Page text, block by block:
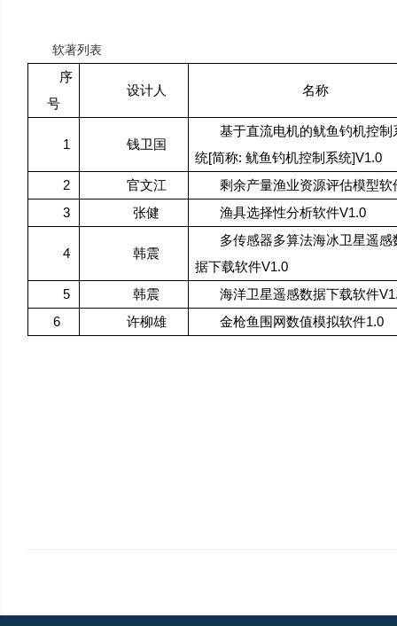
软著列表
序
号
设计人 名称
1 钱卫国
基于直流电机的鱿鱼钓机控制
统[简称: 鱿鱼钓机控制系统]V1.0
2
官文江 剩余产量渔业资源评估模型软
3 张健 渔具选择性分析软件V1.0
4 韩震
多传感器多算法海冰卫星遥感
据下载软件V1.0
5
韩震 海洋卫星遥感数据下载软件
6
许柳雄 金枪鱼围网数值模拟软件1.0